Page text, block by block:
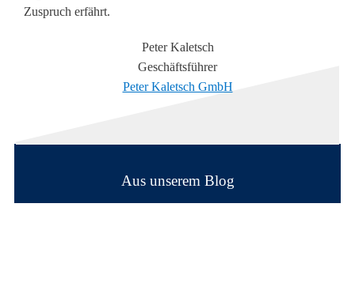
Zuspruch erfährt.
Peter Kaletsch
Geschäftsführer
Peter Kaletsch GmbH
Aus unserem Blog